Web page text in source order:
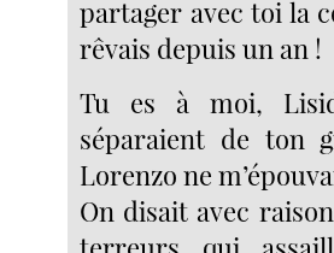
partager avec toi la
rêvais depuis un an !
Tu es à moi,
séparaient de ton
Lorenzo ne
On disait avec